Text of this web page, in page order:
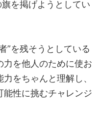
旗を掲げようとしてい
”を残そうとしている
力を他人のために使お
をちゃんと理解し、
能性に挑むチャレンジ